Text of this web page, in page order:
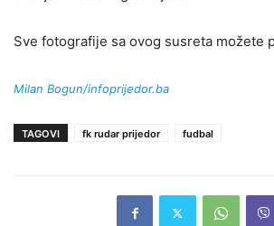
Sve fotografije sa ovog susreta možete
Milan Bogun/infoprijedor.ba
TAGOVI fk rudar prijedor fudbal